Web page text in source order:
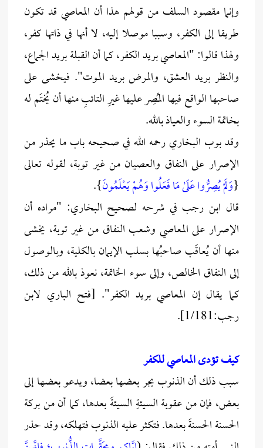
وإنما مقصود السلف من قولهم هذا أن المعاصي قد تكون
طريقا إلى الكفر، وسببا موصلا إليه، لا أنها في ذاتها كفر،
ولهذا قالوا: "المعاصي بريد الكفر، كما أن القبلة بريد الجماع،
والنظر بريد العشق، والمرض بريد الموت". فيخشى على
صاحبها الواقع فيها المُصِر عليها غيرِ التائبِ منها أن يُختَم له
بخاتمة السوء والعياذ بالله.
وقد بوب البخاري رحمه الله في صحيحه باب ما يحذر من
الإصرار على النفاق والعصيان من غير توبة، لقوله تعالى
{وَلَمْ يُصِرُّوا عَلَىٰ مَا فَعَلُوا وَهُمْ يَعْلَمُونَ}.
قال ابن رجب في شرحه لصحيح البخاري: "مراده أن
الإصرار على المعاصي وشعب النفاق من غير توبة، يخشى
منها أن يُعاقَب صاحبُها بسلب الإيمان بالكلية، وبالوصول
إلى النفاق الخالص، وإلى سوء الخاتمة، نعوذ بالله من ذلك،
كما يقال إن المعاصي بريد الكفر". [فتح الباري لابن
رجب:1/181].
كيف تؤدى المعاصي للكفر
سبب ذلك أن الذنوب يجر بعضها بعضا، ويدعو بعضها إلى
بعض، فإن من عقوبة السيئةِ السيئةَ بعدها، كما أن من بركة
الحسنة الحسنةَ بعدها. فتكثر عليه الذنوب فتهلكه، وقد حذر